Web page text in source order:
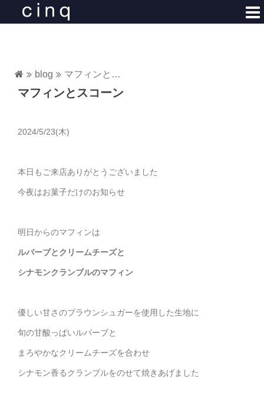
blog マフィンとスコーン
マフィンとスコーン
2024/5/23(木)
本日もご来店ありがとうございました
今夜はお菓子だけのお知らせ
明日からのマフィンは
ルバーブとクリームチーズと
シナモンクランブルのマフィン
優しい甘さのブラウンシュガーを使用した生地に
旬の甘酸っぱいルバーブと
まろやかなクリームチーズを合わせ
シナモン香るクランブルをのせて焼きあげました